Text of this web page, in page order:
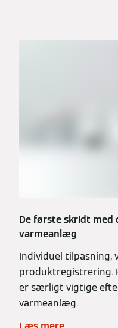
De første skridt med
varmeanlæg
Individuel tilpasning,
produktregistrering.
er særligt vigtige
varmeanlæg.